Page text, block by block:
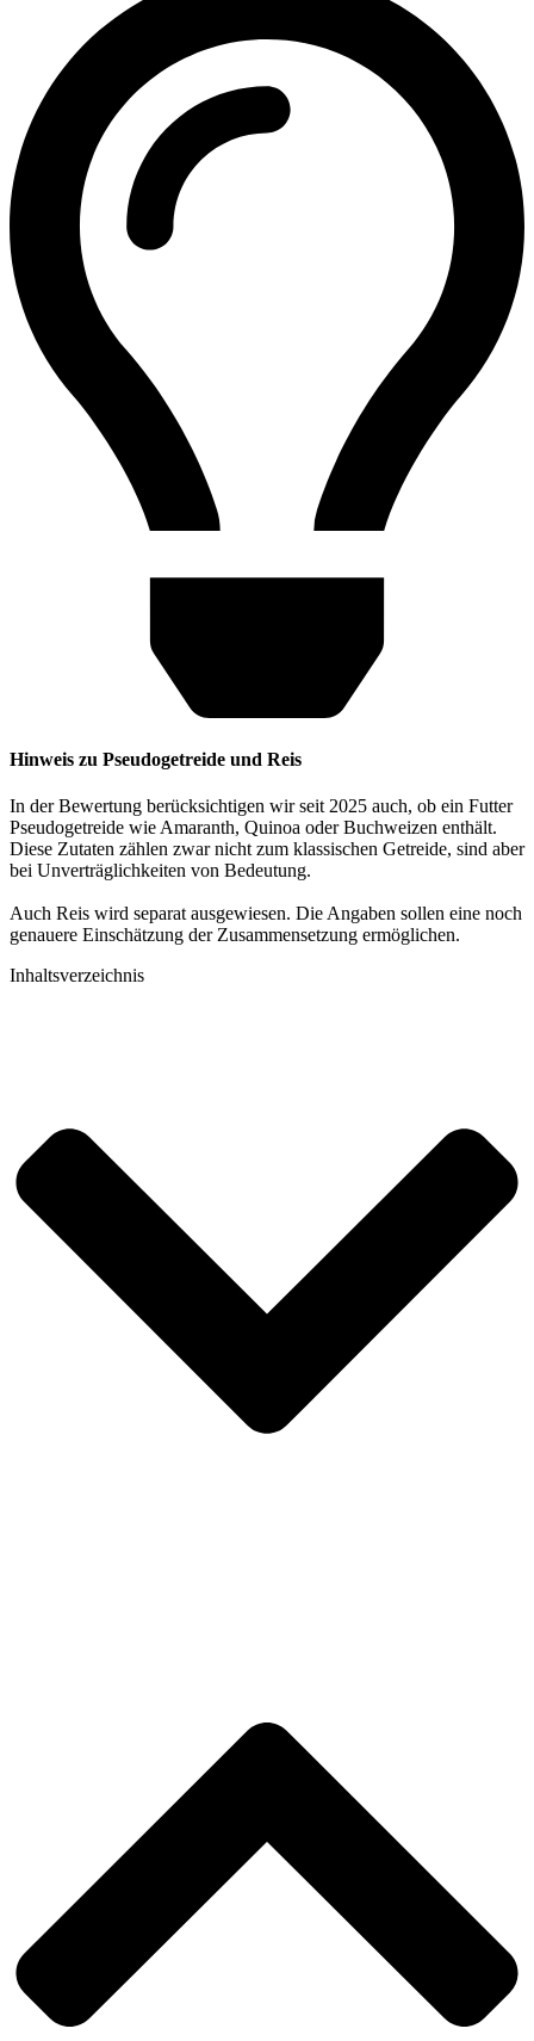
Hinweis zu Pseudogetreide und Reis
In der Bewertung berücksichtigen wir seit 2025 auch, ob ein Futter
Pseudogetreide wie Amaranth, Quinoa oder Buchweizen enthält.
Diese Zutaten zählen zwar nicht zum klassischen Getreide, sind aber
bei Unverträglichkeiten von Bedeutung.
Auch Reis wird separat ausgewiesen. Die Angaben sollen eine noch
genauere Einschätzung der Zusammensetzung ermöglichen.
Inhaltsverzeichnis​